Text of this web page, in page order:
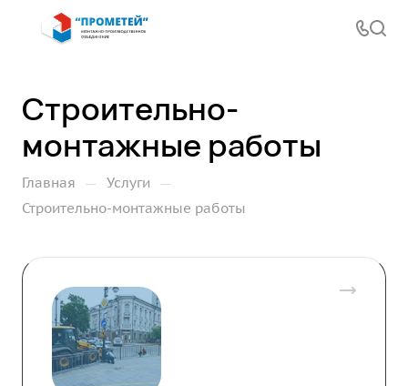
Строительно-
монтажные работы
Главная — Услуги —
Строительно-монтажные работы